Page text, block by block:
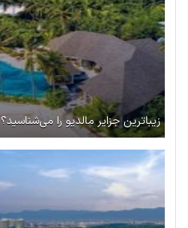
زیباترین جزایر مالدیو را می‌شناسید؟